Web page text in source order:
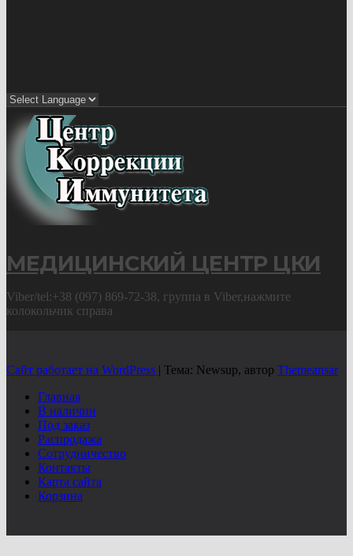
МЕДИЦИНСКИЙ ЦЕНТР ЦКИ
Viber/tel:+38 (097) 869-72-38, группа в Viber,нажмите
колокольчик справа
Сайт работает на WordPress | Тема: Newsup, автор Themeansar
Главная
В наличии
Под заказ
Распродажа
Сотрудничество
Контакты
Карта сайта
Корзина